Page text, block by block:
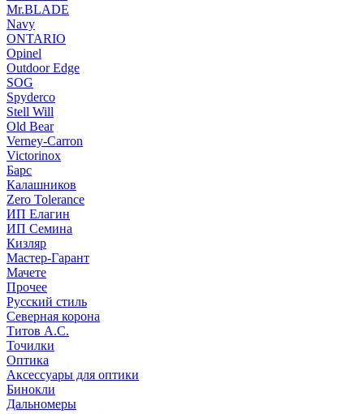
Mr.BLADE
Navy
ONTARIO
Opinel
Outdoor Edge
SOG
Spyderco
Stell Will
Old Bear
Verney-Carron
Victorinox
Барс
Калашников
Zero Tolerance
ИП Елагин
ИП Семина
Кизляр
Мастер-Гарант
Мачете
Прочее
Русский стиль
Северная корона
Титов А.С.
Точилки
Оптика
Аксессуары для оптики
Бинокли
Дальномеры